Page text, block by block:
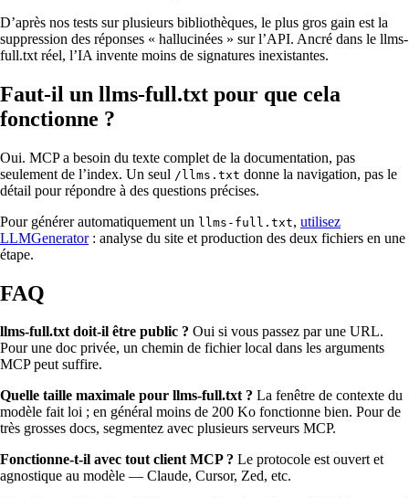
D’après nos tests sur plusieurs bibliothèques, le plus gros gain est la
suppression des réponses « hallucinées » sur l’API. Ancré dans le llms-
full.txt réel, l’IA invente moins de signatures inexistantes.
Faut-il un llms-full.txt pour que cela
fonctionne ?
Oui. MCP a besoin du texte complet de la documentation, pas
seulement de l’index. Un seul /llms.txt donne la navigation, pas le
détail pour répondre à des questions précises.
Pour générer automatiquement un llms-full.txt, utilisez
LLMGenerator: analyse du site et production des deux fichiers en une
étape.
FAQ
llms-full.txt doit-il être public ? Oui si vous passez par une URL.
Pour une doc privée, un chemin de fichier local dans les arguments
MCP peut suffire.
Quelle taille maximale pour llms-full.txt ? La fenêtre de contexte du
modèle fait loi ; en général moins de 200 Ko fonctionne bien. Pour de
très grosses docs, segmentez avec plusieurs serveurs MCP.
Fonctionne-t-il avec tout client MCP ? Le protocole est ouvert et
agnostique au modèle — Claude, Cursor, Zed, etc.